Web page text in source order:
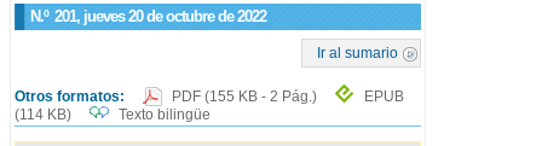
N.º 201, jueves 20 de octubre de 2022
Ir al sumario
Otros formatos: PDF (155 KB - 2 Pág.)
EPUB
(114 KB)
Texto bilingüe